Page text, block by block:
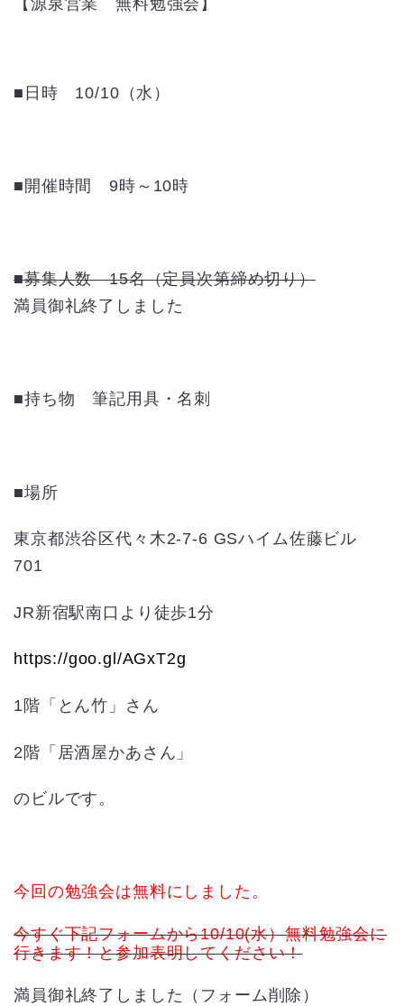
【源泉営業 無料勉強会】
■日時 10/10（水）
■開催時間 9時～10時
■募集人数 15名（定員次第締め切り）
満員御礼終了しました
■持ち物 筆記用具・名刺
■場所
東京都渋谷区代々木2-7-6 GSハイム佐藤ビル
701
JR新宿駅南口より徒歩1分
https://goo.gl/AGxT2g
1階「とん竹」さん
2階「居酒屋かあさん」
のビルです。
今回の勉強会は無料にしました。
今すぐ下記フォームから10/10(水）無料勉強会に
行きます！と参加表明してください！
満員御礼終了しました（フォーム削除）